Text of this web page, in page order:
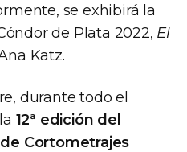
se exhibirá la
de Plata 2022, El
Katz.
durante todo el
12ª edición del
Cortometrajes